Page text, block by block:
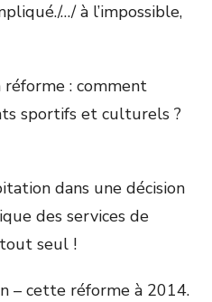
…/ à l’impossible,
réforme : comment
sportifs et culturels ?
dans une décision
des services de
seul !
– cette réforme à 2014.